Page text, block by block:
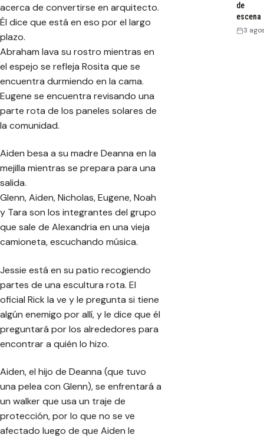
acerca de convertirse en arquitecto.
Él dice que está en eso por el largo
plazo.
Abraham lava su rostro mientras en
el espejo se refleja Rosita que se
encuentra durmiendo en la cama.
Eugene se encuentra revisando una
parte rota de los paneles solares de
la comunidad.
Aiden besa a su madre Deanna en la
mejilla mientras se prepara para una
salida.
Glenn, Aiden, Nicholas, Eugene, Noah
y Tara son los integrantes del grupo
que sale de Alexandria en una vieja
camioneta, escuchando música.
Jessie está en su patio recogiendo
partes de una escultura rota. El
oficial Rick la ve y le pregunta si tiene
algún enemigo por allí, y le dice que él
preguntará por los alrededores para
encontrar a quién lo hizo.
Aiden, el hijo de Deanna (que tuvo
una pelea con Glenn), se enfrentará a
un walker que usa un traje de
protección, por lo que no se ve
afectado luego de que Aiden le
de
escena
3